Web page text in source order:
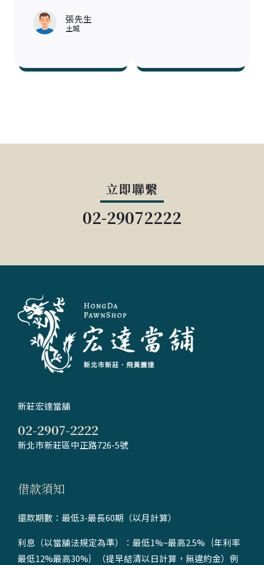
張先生
土城
立即聯繫
02-29072222
新莊宏達當舖
02-2907-2222
新北市新莊區中正路726-5號
借款須知
還款期數：最低3-最長60期（以月計算）
利息（以當舖法規定為準）：最低1%~最高2.5%｛年利率
最低12%最高30%｝（提早結清以日計算，無違約金）例